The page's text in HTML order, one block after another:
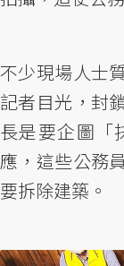
不少現場人士
記者目光，封
長是要企圖「
應，這些公務
要拆除建築。